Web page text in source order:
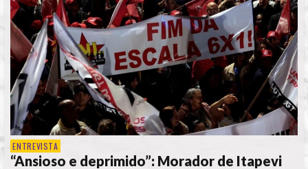
ENTREVISTA
“Ansioso e deprimido”: Morador de Itapevi